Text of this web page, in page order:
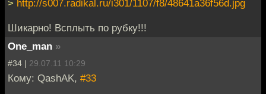
> http://s007.radikal.ru/i301/1107/f8/48641a36f56d.jpg
Шикарно! Всплыть по рубку!!!
One_man »
#34 | 29.07.11 10:29
Кому: QashAK, #33